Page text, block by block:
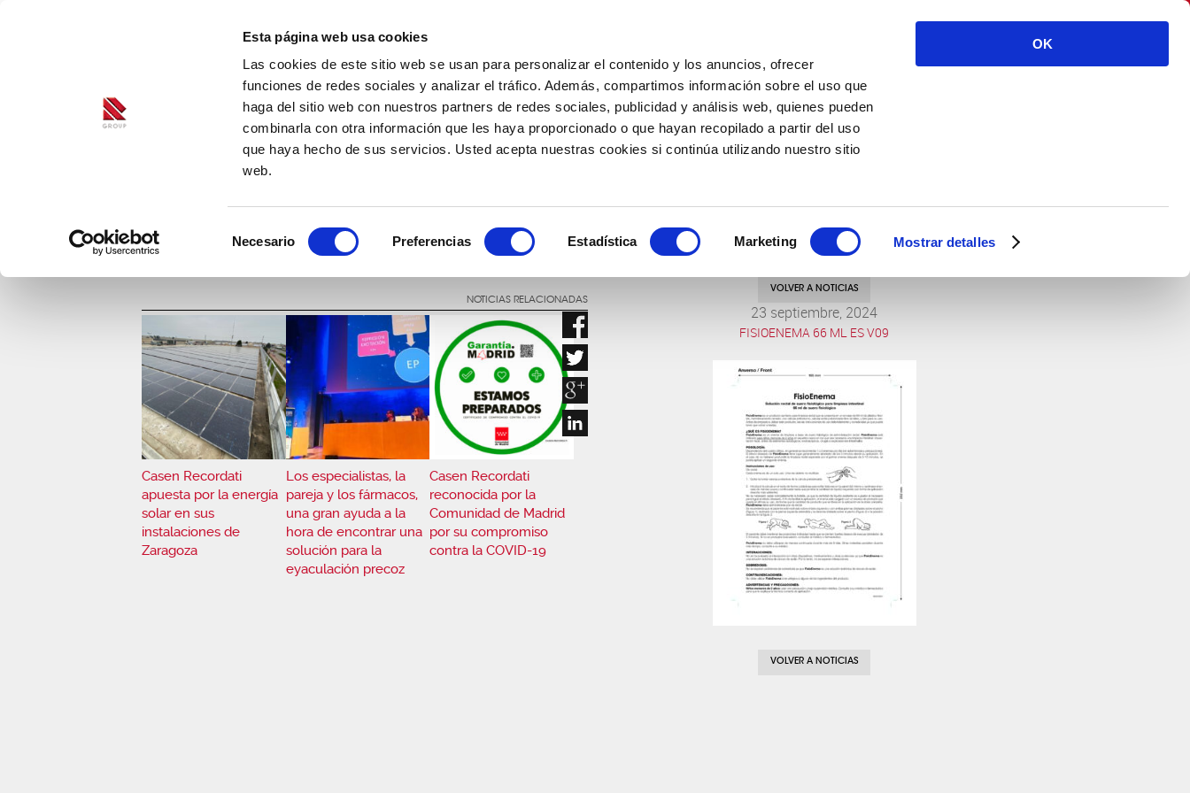
Esta página web usa cookies
Las cookies de este sitio web se usan para personalizar el contenido y los anuncios, ofrecer
funciones de redes sociales y analizar el tráfico. Además, compartimos información sobre el uso que
haga del sitio web con nuestros partners de redes sociales, publicidad y análisis web, quienes pueden
combinarla con otra información que les haya proporcionado o que hayan recopilado a partir del uso
que haya hecho de sus servicios. Usted acepta nuestras cookies si continúa utilizando nuestro sitio
web.
de
Necesario Preferencias Estadística Marketing Mostrar detalles
OK
COMPAÑÍA PRODUCTOS FARMACOVIGILANCIA
INVESTIGACIÓN PARA EL BIENESTAR
NOTICIAS RELACIONADAS
Casen Recordati
apuesta por la energía
solar en sus
instalaciones de
Zaragoza
Los especialistas, la
pareja y los fármacos,
una gran ayuda a la
hora de encontrar una
solución para la
eyaculación precoz
Casen Recordati
reconocida por la
Comunidad de Madrid
por su compromiso
contra la COVID-19
VOLVER A NOTICIAS
23 septiembre, 2024
FISIOENEMA 66 ML ES V09
VOLVER A NOTICIAS